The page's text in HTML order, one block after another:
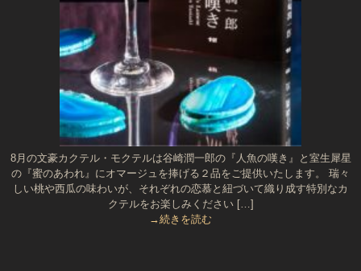
8月の文豪カクテル・モクテルは谷崎潤一郎の『人魚の嘆き』と室生犀星
の『蜜のあわれ』にオマージュを捧げる２品をご提供いたします。 瑞々
しい桃や西瓜の味わいが、それぞれの恋慕と紐づいて織り成す特別なカ
クテルをお楽しみください […]
→続きを読む